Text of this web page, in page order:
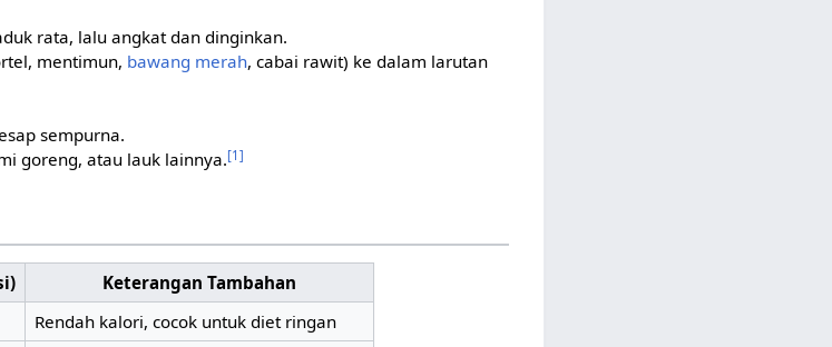
rata, lalu angkat dan dinginkan.
mentimun, bawang merah, cabai rawit) ke dalam larutan
sempurna.
goreng, atau lauk lainnya.[1]
Keterangan Tambahan
Rendah kalori, cocok untuk diet ringan